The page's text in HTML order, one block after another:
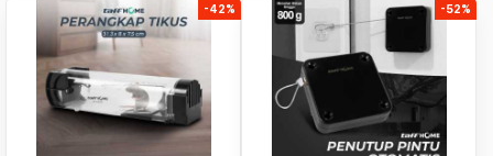
-42% -52%